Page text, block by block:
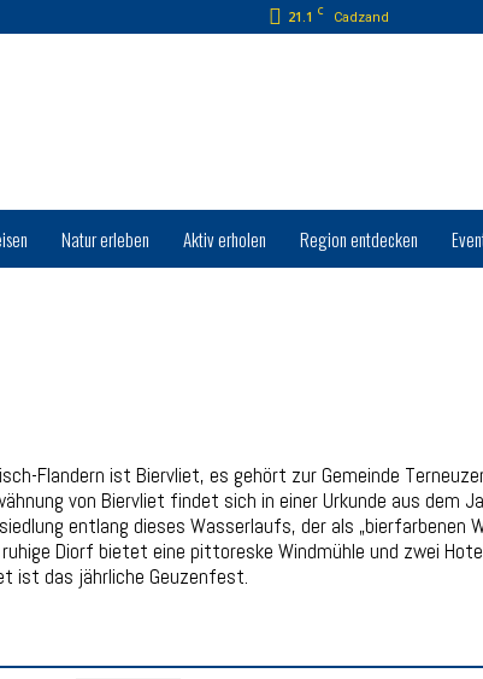
21.1 C Cadzand
Natur erleben Aktiv erholen Region entdecken
Flandern ist Biervliet, es gehört zur Gemeinde
von Biervliet findet sich in einer Urkunde aus dem
entlang dieses Wasserlaufs, der als „bierfarbenen
Diorf bietet eine pittoreske Windmühle und zwei
ist das jährliche Geuzenfest.